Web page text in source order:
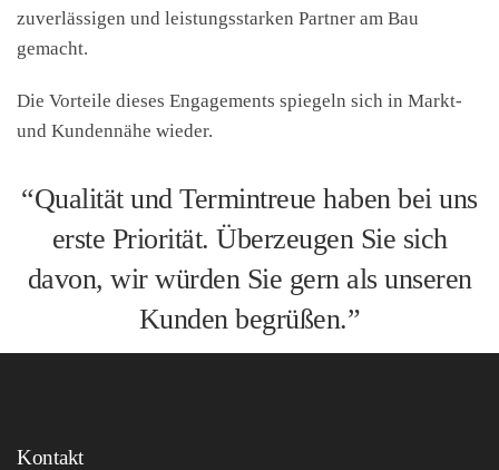
zuverlässigen und leistungsstarken Partner am Bau
gemacht.
Die Vorteile dieses Engagements spiegeln sich in Markt-
und Kundennähe wieder.
“Qualität und Termintreue haben bei uns
erste Priorität. Überzeugen Sie sich
davon, wir würden Sie gern als unseren
Kunden begrüßen.”
Kontakt